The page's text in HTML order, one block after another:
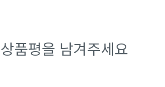
품평을 남겨주세요